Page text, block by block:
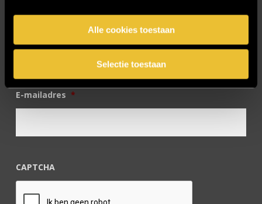
Alle cookies toestaan
Selectie toestaan
Zakelijk
E-mailadres *
CAPTCHA